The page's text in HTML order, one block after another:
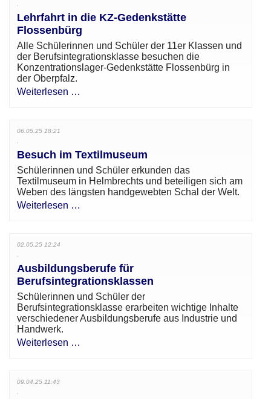
Lehrfahrt in die KZ-Gedenkstätte
Flossenbürg
Alle Schülerinnen und Schüler der 11er Klassen und
der Berufsintegrationsklasse besuchen die
Konzentrationslager-Gedenkstätte Flossenbürg in
der Oberpfalz.
Weiterlesen …
06.05.25 18:21
Besuch im Textilmuseum
Schülerinnen und Schüler erkunden das
Textilmuseum in Helmbrechts und beteiligen sich am
Weben des längsten handgewebten Schal der Welt.
Weiterlesen …
02.05.25 12:24
Ausbildungsberufe für
Berufsintegrationsklassen
Schülerinnen und Schüler der
Berufsintegrationsklasse erarbeiten wichtige Inhalte
verschiedener Ausbildungsberufe aus Industrie und
Handwerk.
Weiterlesen …
09.04.25 11:43